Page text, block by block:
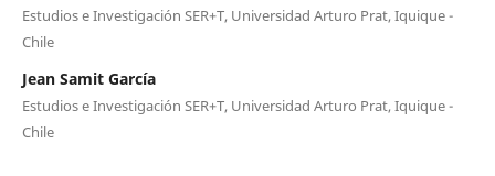
Estudios e Investigación SER+T, Universidad Arturo Prat, Iquique -
Chile
Jean Samit García
Estudios e Investigación SER+T, Universidad Arturo Prat, Iquique -
Chile